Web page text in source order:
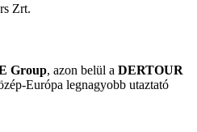
Zrt.
Group, azon belül a DERTOUR
Európa legnagyobb utaztató